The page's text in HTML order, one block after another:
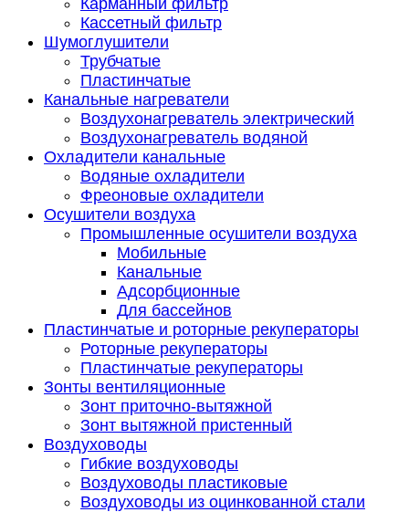
Карманный фильтр
Кассетный фильтр
Шумоглушители
Трубчатые
Пластинчатые
Канальные нагреватели
Воздухонагреватель электрический
Воздухонагреватель водяной
Охладители канальные
Водяные охладители
Фреоновые охладители
Осушители воздуха
Промышленные осушители воздуха
Мобильные
Канальные
Адсорбционные
Для бассейнов
Пластинчатые и роторные рекуператоры
Роторные рекуператоры
Пластинчатые рекуператоры
Зонты вентиляционные
Зонт приточно-вытяжной
Зонт вытяжной пристенный
Воздуховоды
Гибкие воздуховоды
Воздуховоды пластиковые
Воздуховоды из оцинкованной стали